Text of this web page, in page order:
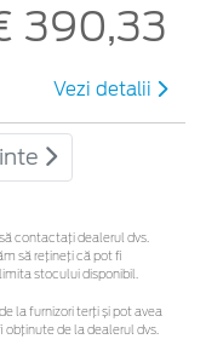
390,33
Vezi detalii
contactaţi dealerul dvs.
să rețineți că pot fi
stocului disponibil.
la furnizori terți și pot avea
obținute de la dealerul dvs.